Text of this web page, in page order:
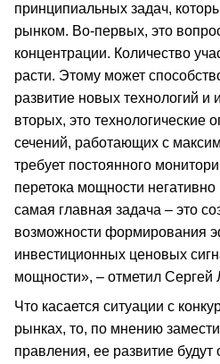
принципиальных задач,
рынком. Во-первых, это
концентрации. Количество
расти. Этому может
развитие новых технологий и
вторых, это технологические
сечений, работающих с
требует постоянного
перетока мощности
самая главная задача – это
возможности формирования
инвестиционных ценовых
мощности», – отметил Сергей
Что касается ситуации с
рынках, то, по мнению
правления, ее развитие